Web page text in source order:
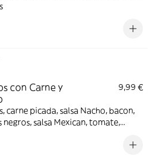
con Carne y
9,99 €
carne picada, salsa Nacho, bacon,
salsa Mexican, tomate,